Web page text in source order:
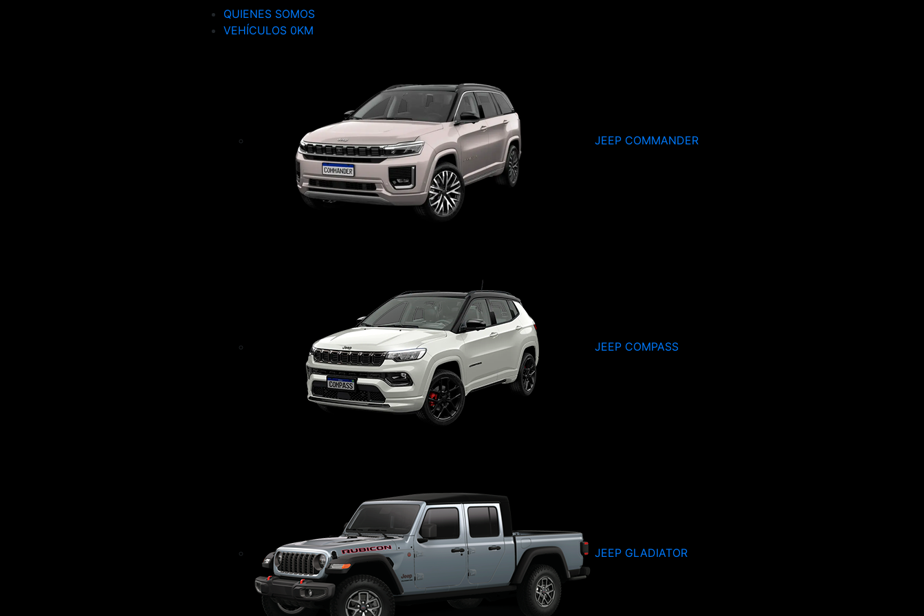
QUIENES SOMOS
VEHÍCULOS 0KM
JEEP COMMANDER
JEEP COMPASS
JEEP GLADIATOR